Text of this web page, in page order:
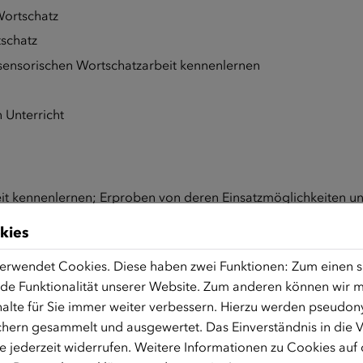
Wortschatzarbeit kennenlernen
Unterricht
kennenlernen; Erproben von deren Einsatzmöglichkeiten
als Lehramt und unterrichtet seit 2013 in
sowie Trägern der Erwachsenenbildung zu
Montessoripädagogik in der Erwachsenenbildung sowie
Cookies. Diese haben zwei Funktionen: Zum einen
Funktionalität unserer Website. Zum anderen können wir
für Sie immer weiter verbessern. Hierzu werden
gesammelt und ausgewertet. Das Einverständnis in die
jederzeit widerrufen. Weitere Informationen zu Cookies auf